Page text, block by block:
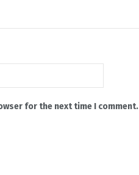
for the next time I comment.